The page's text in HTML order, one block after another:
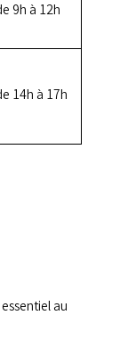
9h à 12h
14h à 17h
au